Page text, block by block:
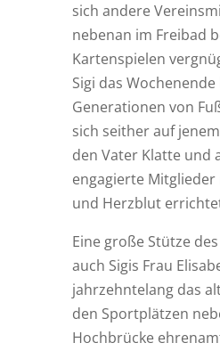
sich andere
nebenan im Freibad
Kartenspielen
Sigi das
Generationen von
sich seither auf
den Vater Klatte und
engagierte Mitglieder
und Herzblut
Eine große Stütze
auch Sigis Frau
jahrzehntelang das
den Sportplätzen
Hochbrücke